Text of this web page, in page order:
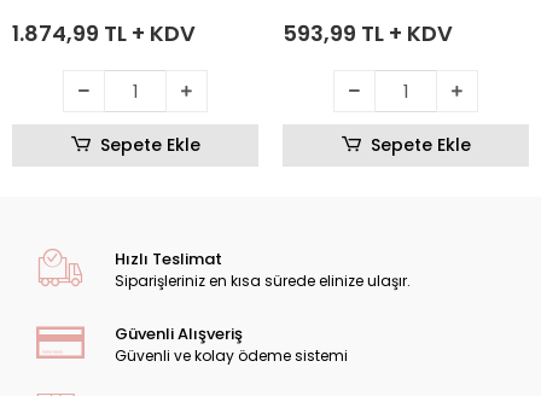
1.874,99 TL + KDV
Sepete Ekle
593,99 TL + KDV
Sepete Ekle
Hızlı Teslimat
Siparişleriniz en kısa sürede elinize ulaşır.
Güvenli Alışveriş
Güvenli ve kolay ödeme sistemi